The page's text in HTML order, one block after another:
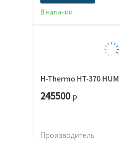
В наличии
H-Thermo HT-370 HUM
245500р
Производитель